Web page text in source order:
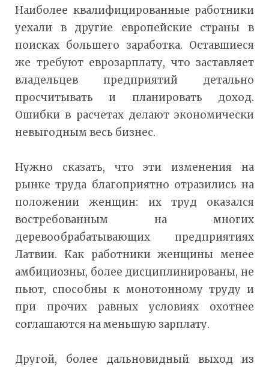
Наиболее квалифицированные работники
уехали в другие европейские страны в
поисках большего заработка. Оставшиеся
же требуют еврозарплату, что заставляет
владельцев предприятий детально
просчитывать и планировать доход.
Ошибки в расчетах делают экономически
невыгодным весь бизнес.
Нужно сказать, что эти изменения на
рынке труда благоприятно отразились на
положении женщин: их труд оказался
востребованным на многих
деревообрабатывающих предприятиях
Латвии. Как работники женщины менее
амбициозны, более дисциплинированы, не
пьют, способны к монотонному труду и
при прочих равных условиях охотнее
соглашаются на меньшую зарплату.
Другой, более дальновидный выход из